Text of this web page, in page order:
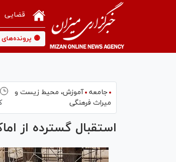
قضایی
🟡
جامعه آموزش،‌ محیط زیست و
میراث فرهنگی
استقبال گسترده از